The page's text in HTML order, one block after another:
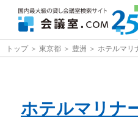
トップ 東京都 豊洲 ホテルマリ
ホテルマリナ